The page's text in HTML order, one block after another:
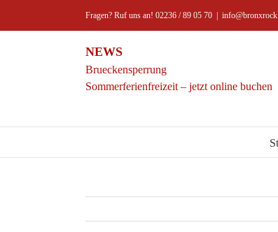
Fragen? Ruf uns an! 02236 / 89 05 70
NEWS
Brueckensperrung
Sommerferienfreizeit – jetzt online buchen